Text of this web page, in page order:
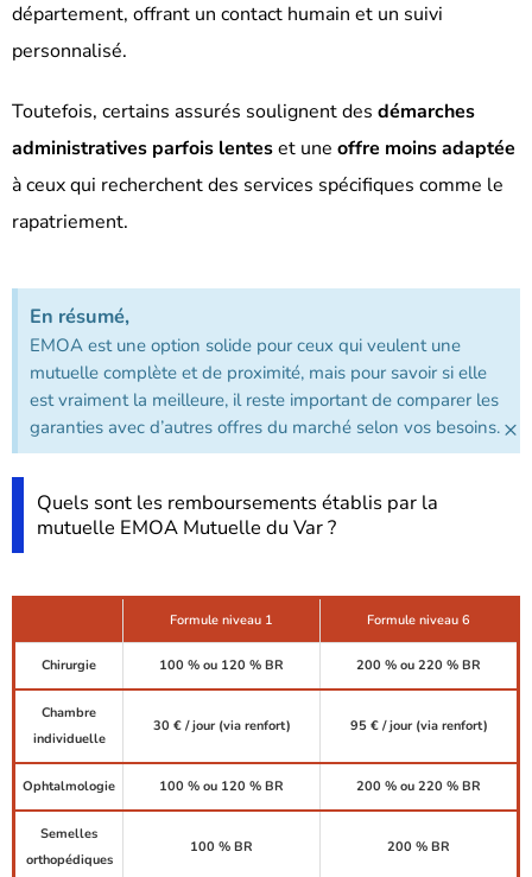
département, offrant un contact humain et un suivi
personnalisé.
Toutefois, certains assurés soulignent des démarches
administratives parfois lenteset une offre moins adaptée
à ceux qui recherchent des services spécifiques comme le
rapatriement.
En résumé,
EMOA est une option solide pour ceux qui veulent une
mutuelle complète et de proximité, mais pour savoir si elle
est vraiment la meilleure, il reste important de comparer les
garanties avec d’autres offres du marché selon vos besoins. ×
Quels sont les remboursements établis par la
mutuelle EMOA Mutuelle du Var ?
Formule niveau 1 Formule niveau 6
Chirurgie 100 % ou 120 % BR 200 % ou 220 % BR
Chambre
individuelle
30 € / jour (via renfort) 95 € / jour (via renfort)
Ophtalmologie 100 % ou 120 % BR 200 % ou 220 % BR
Semelles
orthopédiques
100 % BR 200 % BR